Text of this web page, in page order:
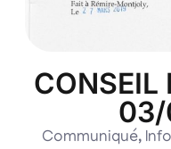
CONSEIL
Communiqué,